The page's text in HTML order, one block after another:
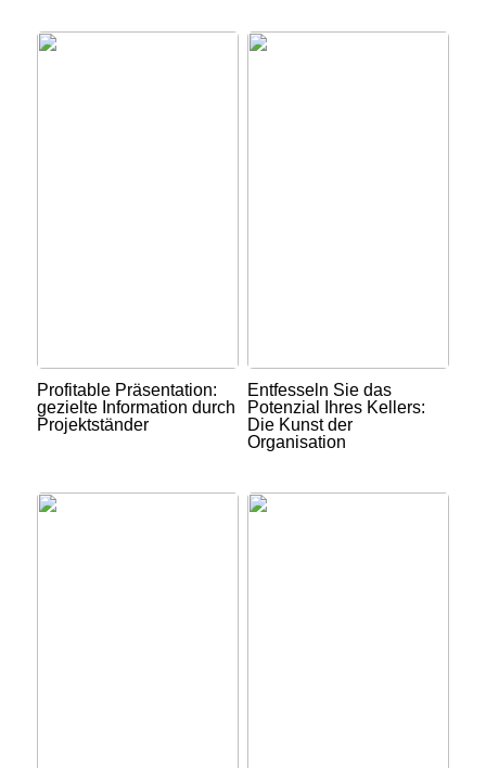
Profitable Präsentation:
gezielte Information durch
Projektständer
Entfesseln Sie das
Potenzial Ihres Kellers:
Die Kunst der
Organisation